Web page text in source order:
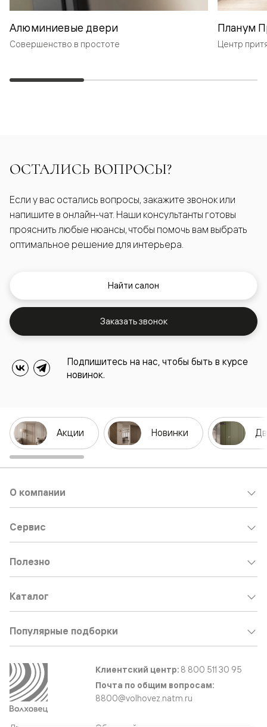
Алюминиевые двери
Совершенство в простоте
Планум
Центр
ОСТАЛИСЬ ВОПРОСЫ?
Если у вас остались вопросы, закажите звонок или
напишите в онлайн-чат. Наши консультанты готовы
прояснить любые нюансы, чтобы помочь вам выбрать
оптимальное решение для интерьера.
Найти салон
Заказать звонок
Подпишитесь на нас, чтобы быть в курсе
новинок.
Акции Новинки
О компании
Сервис
Полезно
Каталог
Популярные подборки
Клиентский центр: 8 800 511 30 95
Почта по общим вопросам:
8800@volhovez.natm.ru